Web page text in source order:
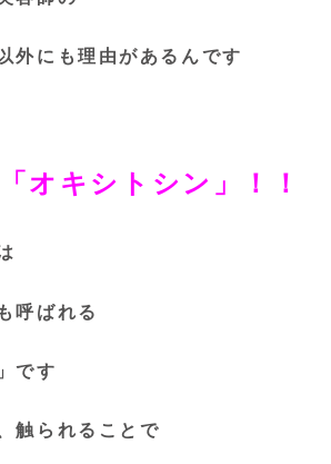
外にも理由があるんです
オキシトシン」！！
呼ばれる
です
触られることで